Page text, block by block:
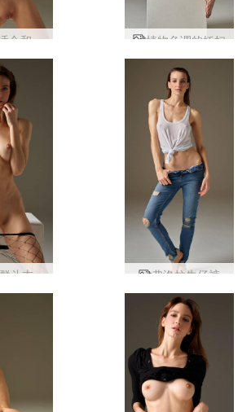
植物群适合和乐趣 植物色调的妖妇
斗志 弗洛拉牛仔裤